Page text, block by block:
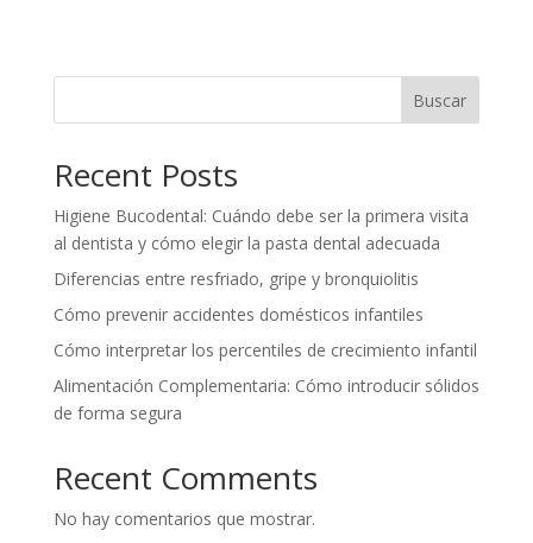
Buscar
Recent Posts
Higiene Bucodental: Cuándo debe ser la primera visita
al dentista y cómo elegir la pasta dental adecuada
Diferencias entre resfriado, gripe y bronquiolitis
Cómo prevenir accidentes domésticos infantiles
Cómo interpretar los percentiles de crecimiento infantil
Alimentación Complementaria: Cómo introducir sólidos
de forma segura
Recent Comments
No hay comentarios que mostrar.